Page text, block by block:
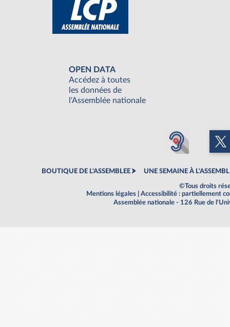
OPEN DATA
Accédez à toutes
les données de
l'Assemblée nationale
BOUTIQUE DE L'ASSEMBLEE UNE SEMAINE À
©Tous droits
Mentions légales
Accessibilité : partiellement
Assemblée nationale - 126 Rue de